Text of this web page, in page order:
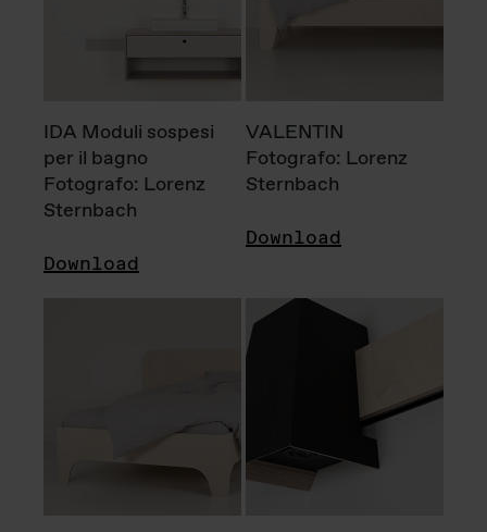
IDA Moduli sospesi
per il bagno
Fotografo: Lorenz
Sternbach
Download
VALENTIN
Fotografo: Lorenz
Sternbach
Download